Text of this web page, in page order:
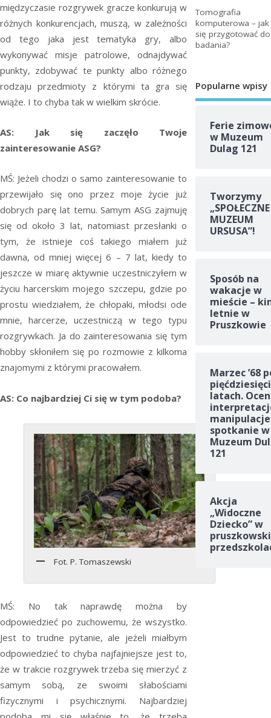
międzyczasie rozgrywek gracze konkurują w
różnych konkurencjach, muszą, w zależności
od tego jaka jest tematyka gry, albo
wykonywać misje patrolowe, odnajdywać
punkty, zdobywać te punkty albo różnego
rodzaju przedmioty z którymi ta gra się
wiąże. I to chyba tak w wielkim skrócie.
AS: Jak się zaczęło Twoje
zainteresowanie ASG?
MŚ: Jeżeli chodzi o samo zainteresowanie to
przewijało się ono przez moje życie już
dobrych parę lat temu. Samym ASG zajmuję
się od około 3 lat, natomiast przesłanki o
tym, że istnieje coś takiego miałem już
dawna, od mniej więcej 6 – 7 lat, kiedy to
jeszcze w miarę aktywnie uczestniczyłem w
życiu harcerskim mojego szczepu, gdzie po
prostu wiedziałem, że chłopaki, młodsi ode
mnie, harcerze, uczestniczą w tego typu
rozgrywkach. Ja do zainteresowania się tym
hobby skłoniłem się po rozmowie z kilkoma
znajomymi z którymi pracowałem.
AS: Co najbardziej Ci się w tym podoba?
Fot. P. Tomaszewski
MŚ: No tak naprawdę można by
odpowiedzieć po zuchowemu, że wszystko.
Jest to trudne pytanie, ale jeżeli miałbym
odpowiedzieć to chyba najfajniejsze jest to,
że w trakcie rozgrywek trzeba się mierzyć z
samym sobą, ze swoimi słabościami
fizycznymi i psychicznymi. Najbardziej
Tomografia
komputerowa – jak
się przygotować do
badania?
Popularne wpisy
Ferie
w Muzeum
Dulag 121
Tworzymy
„SPOŁECZNE
MUZEUM
URSUSA”!
Sposób na
wakacje w
mieście –
letnie w
Pruszkowie
Marzec ’68
latach.
spotkanie w
Muzeum
121
Akcja
„Widoczne
Dziecko” w